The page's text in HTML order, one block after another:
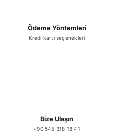
Ödeme Yöntemleri
Kredi kartı seçenekleri
Bize Ulaşın
+90 545 318 18 41